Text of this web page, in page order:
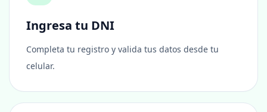
Ingresa tu DNI
Completa tu registro y valida tus datos desde tu
celular.